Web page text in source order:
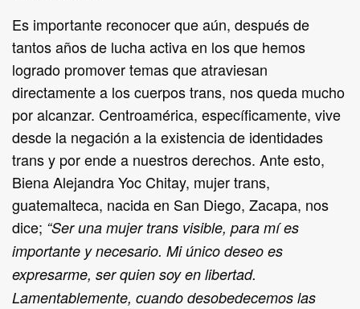
Es importante reconocer que aún, después de
tantos años de lucha activa en los que hemos
logrado promover temas que atraviesan
directamente a los cuerpos trans, nos queda mucho
por alcanzar. Centroamérica, específicamente, vive
desde la negación a la existencia de identidades
trans y por ende a nuestros derechos. Ante esto,
Biena Alejandra Yoc Chitay, mujer trans,
guatemalteca, nacida en San Diego, Zacapa, nos
dice; “Ser una mujer trans visible, para mí es
importante y necesario. Mi único deseo es
expresarme, ser quien soy en libertad.
Lamentablemente, cuando desobedecemos las